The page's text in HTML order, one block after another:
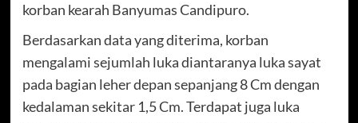
korban kearah Banyumas Candipuro.
Berdasarkan data yang diterima, korban
mengalami sejumlah luka diantaranya luka sayat
pada bagian leher depan sepanjang 8 Cm dengan
kedalaman sekitar 1,5 Cm. Terdapat juga luka